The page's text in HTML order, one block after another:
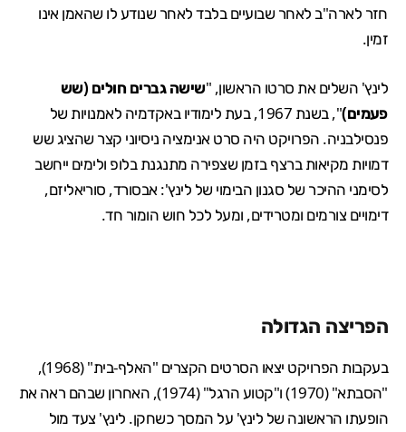
חזר לארה"ב לאחר שבועיים בלבד לאחר שנודע לו שהאמן אינו
זמין.
לינץ' השלים את סרטו הראשון, "שישה גברים חולים (שש
פעמים)
", בשנת 1967, בעת לימודיו באקדמיה לאמנויות של
פנסילבניה. הפרויקט היה סרט אנימציה ניסיוני קצר שהציג שש
דמויות מקיאות ברצף בזמן שצפירה מתנגנת בלופ ולימים ייחשב
לסימני ההיכר של סגנון הבימוי של לינץ': אבסורד, סוריאליזם,
דימויים צורמים ומטרידים, ומעל לכל חוש הומור חד.
הפריצה הגדולה
בעקבות הפרויקט יצאו הסרטים הקצרים "האלף-בית" (1968),
"הסבתא" (1970) ו"קטוע הרגל" (1974), האחרון שבהם ראה את
הופעתו הראשונה של לינץ' על המסך כשחקן. לינץ' צעד מול